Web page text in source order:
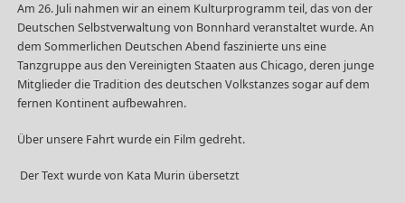
Am 26. Juli nahmen wir an einem Kulturprogramm teil, das von der
Deutschen Selbstverwaltung von Bonnhard veranstaltet wurde. An
dem Sommerlichen Deutschen Abend faszinierte uns eine
Tanzgruppe aus den Vereinigten Staaten aus Chicago, deren junge
Mitglieder die Tradition des deutschen Volkstanzes sogar auf dem
fernen Kontinent aufbewahren.
Über unsere Fahrt wurde ein Film gedreht.
Der Text wurde von Kata Murin übersetzt